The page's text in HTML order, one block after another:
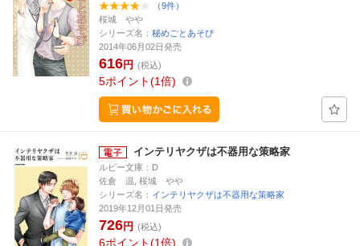
（9件）
桜城 やや
シリーズ名： 秘めごとあそび
2014年06月02日発売
616円 (税込)
5ポイント 1倍
インテリヤクザは不器用な策略家
ルビー文庫：D
佐倉 温, 桜城 やや
シリーズ名： インテリヤクザは不器用な策略家
2019年12月01日発売
726円 (税込)
6ポイント 1倍